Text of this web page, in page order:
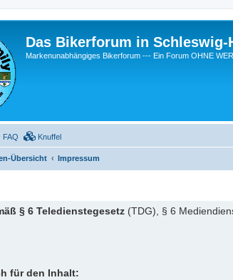
Das Bikerforum in Schleswig-
Markenunabhängiges Bikerforum --- Ein Forum OHNE
FAQ Knuffel
Übersicht Impressum
§ 6 Teledienstegesetz (TDG), § 6
für den Inhalt: